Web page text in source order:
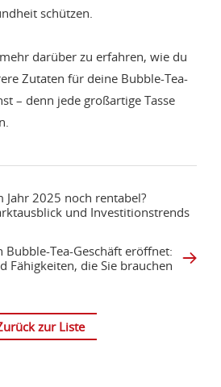
schützen.
darüber zu erfahren, wie du
Zutaten für deine Bubble-Tea-
– denn jede großartige Tasse
Jahr 2025 noch rentabel?
und Investitionstrends
Bubble-Tea-Geschäft eröffnet:
Fähigkeiten, die Sie brauchen
zur Liste